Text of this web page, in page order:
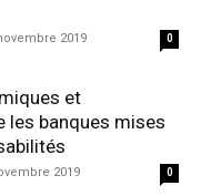
2019 0
et
les banques mises
2019 0